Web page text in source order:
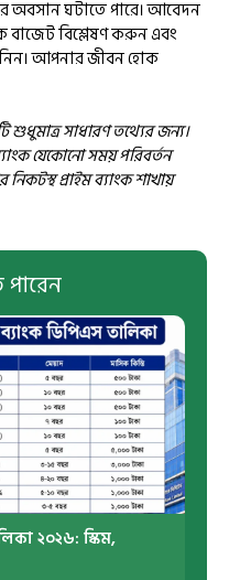
অবসান ঘটাতে পারে। আবেদন
বিশ্লেষণ করুন এবং
নিন। আপনার জীবন হোক
শুধুমাত্র সাধারণ তথ্যের জন্য।
যেকোনো সময় পরিবর্তন
প্রাইম ব্যাংক শাখায়
২০২৬: স্কিম,